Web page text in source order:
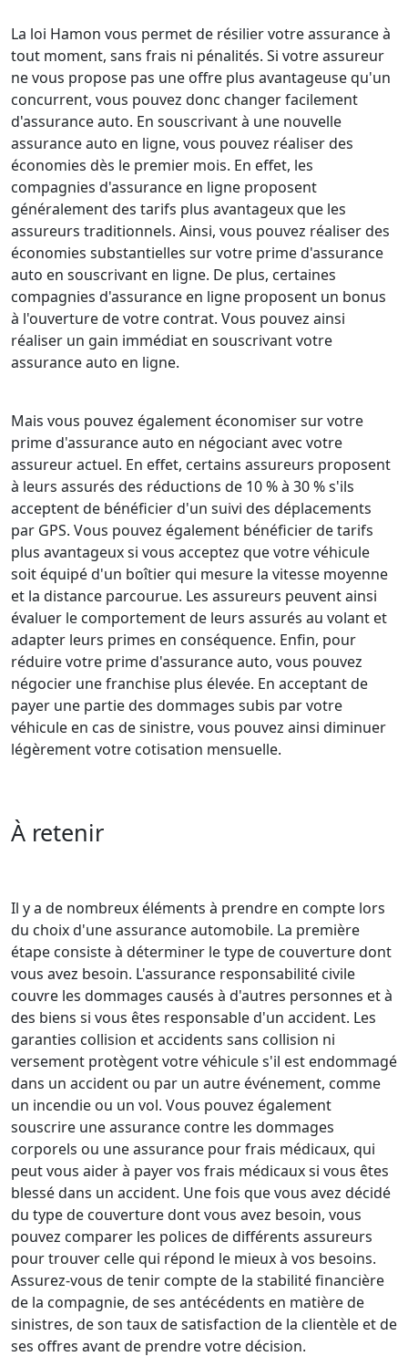
La loi Hamon vous permet de résilier votre assurance à
tout moment, sans frais ni pénalités. Si votre assureur
ne vous propose pas une offre plus avantageuse qu'un
concurrent, vous pouvez donc changer facilement
d'assurance auto. En souscrivant à une nouvelle
assurance auto en ligne, vous pouvez réaliser des
économies dès le premier mois. En effet, les
compagnies d'assurance en ligne proposent
généralement des tarifs plus avantageux que les
assureurs traditionnels. Ainsi, vous pouvez réaliser des
économies substantielles sur votre prime d'assurance
auto en souscrivant en ligne. De plus, certaines
compagnies d'assurance en ligne proposent un bonus
à l'ouverture de votre contrat. Vous pouvez ainsi
réaliser un gain immédiat en souscrivant votre
assurance auto en ligne.
Mais vous pouvez également économiser sur votre
prime d'assurance auto en négociant avec votre
assureur actuel. En effet, certains assureurs proposent
à leurs assurés des réductions de 10 % à 30 % s'ils
acceptent de bénéficier d'un suivi des déplacements
par GPS. Vous pouvez également bénéficier de tarifs
plus avantageux si vous acceptez que votre véhicule
soit équipé d'un boîtier qui mesure la vitesse moyenne
et la distance parcourue. Les assureurs peuvent ainsi
évaluer le comportement de leurs assurés au volant et
adapter leurs primes en conséquence. Enfin, pour
réduire votre prime d'assurance auto, vous pouvez
négocier une franchise plus élevée. En acceptant de
payer une partie des dommages subis par votre
véhicule en cas de sinistre, vous pouvez ainsi diminuer
légèrement votre cotisation mensuelle.
À retenir
Il y a de nombreux éléments à prendre en compte lors
du choix d'une assurance automobile. La première
étape consiste à déterminer le type de couverture dont
vous avez besoin. L'assurance responsabilité civile
couvre les dommages causés à d'autres personnes et à
des biens si vous êtes responsable d'un accident. Les
garanties collision et accidents sans collision ni
versement protègent votre véhicule s'il est endommagé
dans un accident ou par un autre événement, comme
un incendie ou un vol. Vous pouvez également
souscrire une assurance contre les dommages
corporels ou une assurance pour frais médicaux, qui
peut vous aider à payer vos frais médicaux si vous êtes
blessé dans un accident. Une fois que vous avez décidé
du type de couverture dont vous avez besoin, vous
pouvez comparer les polices de différents assureurs
pour trouver celle qui répond le mieux à vos besoins.
Assurez-vous de tenir compte de la stabilité financière
de la compagnie, de ses antécédents en matière de
sinistres, de son taux de satisfaction de la clientèle et de
ses offres avant de prendre votre décision.